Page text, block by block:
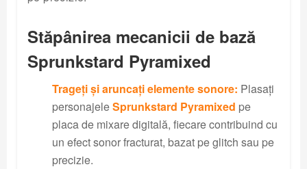
Stăpânirea mecanicii de bază
Sprunkstard Pyramixed
Trageți și aruncați elemente sonore: Plasați
personajeleSprunkstard Pyramixed pe
placa de mixare digitală, fiecare contribuind cu
un efect sonor fracturat, bazat pe glitch sau pe
precizie.